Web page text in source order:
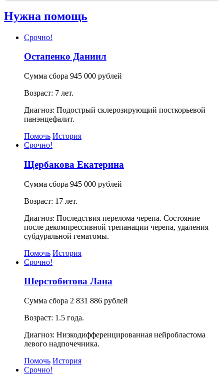
Нужна помощь
Срочно!
Остапенко Даниил
Сумма сбора 945 000 рублей
Возраст: 7 лет.
Диагноз: Подострый склерозирующий посткорьевой
панэнцефалит.
Помочь История
Срочно!
Щербакова Екатерина
Сумма сбора 945 000 рублей
Возраст: 17 лет.
Диагноз: Последствия перелома черепа. Состояние
после декомпрессивной трепанации черепа, удаления
субдуральной гематомы.
Помочь История
Срочно!
Шерстобитова Лана
Сумма сбора 2 831 886 рублей
Возраст: 1.5 года.
Диагноз: Низкодифференцированная нейробластома
левого надпочечника.
Помочь История
Срочно!